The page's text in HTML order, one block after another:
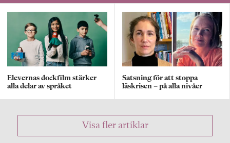
Elevernas dockfilm stärker
alla delar av språket
Satsning för att stoppa
läskrisen – på alla nivåer
Visa fler artiklar